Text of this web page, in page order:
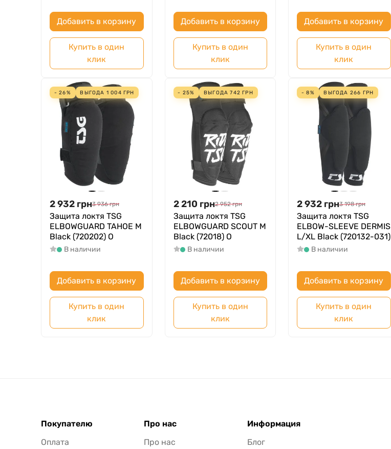
Добавить в корзину
Купить в один
клик
Добавить в корзину
Купить в один
клик
Добавить в корзину
Купить в один
клик
- 26% ВЫГОДА 1 004 ГРН
2 932 грн3 936 грн
Защита локтя TSG
ELBOWGUARD TAHOE M
Black (720202) O
В наличии
Добавить в корзину
Купить в один
клик
- 25% ВЫГОДА742 ГРН
2 210 грн2 952 грн
Защита локтя TSG
ELBOWGUARD SCOUT M
Black (72018) O
В наличии
Добавить в корзину
Купить в один
клик
- 8% ВЫГОДА 266 ГРН
2 932 грн3 198 грн
Защита локтя TSG
ELBOW-SLEEVE DERMIS
L/XL Black (720132-031)
В наличии
Добавить в корзину
Купить в один
клик
Покупателю
Оплата
Про нас
Про нас
Информация
Блог